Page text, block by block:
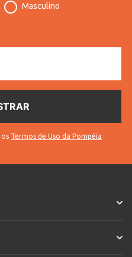
Masculino
Termos de Uso da Pompéia